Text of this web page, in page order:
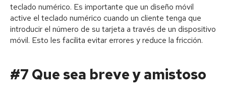
teclado numérico. Es importante que un diseño móvil
active el teclado numérico cuando un cliente tenga que
introducir el número de su tarjeta a través de un dispositivo
móvil. Esto les facilita evitar errores y reduce la fricción.
#7 Que sea breve y amistoso